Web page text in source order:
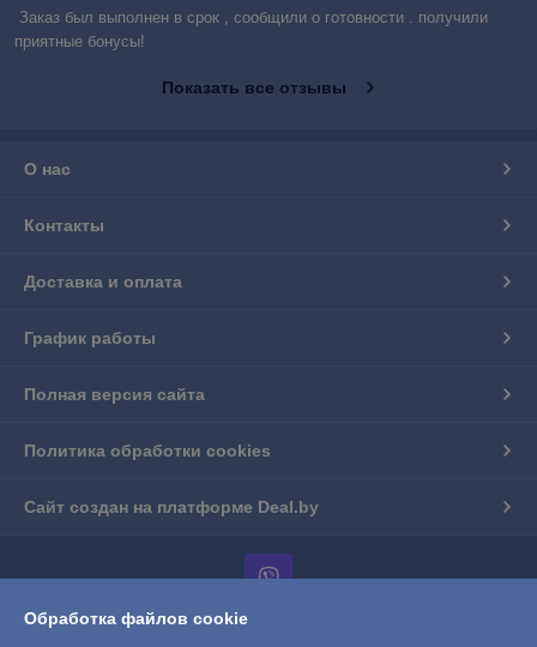
Заказ был выполнен в срок , сообщили о готовности . получили
приятные бонусы!
Показать все отзывы
О нас
Контакты
Доставка и оплата
График работы
Полная версия сайта
Политика обработки cookies
Сайт создан на платформе Deal.by
Обработка файлов cookie